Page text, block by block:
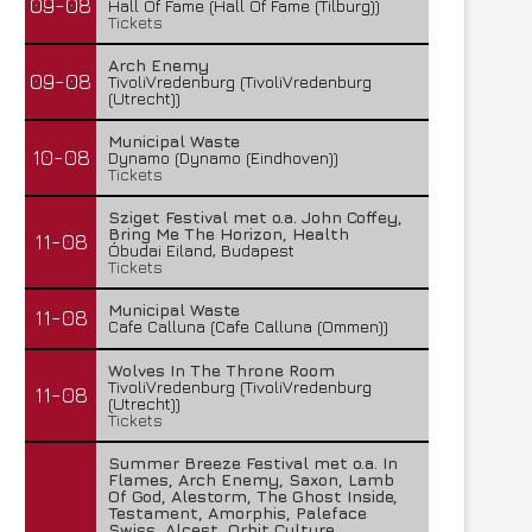
09-08
Hall Of Fame (Hall Of Fame (Tilburg))
Tickets
09-08
Arch Enemy
TivoliVredenburg (TivoliVredenburg
(Utrecht))
10-08
Municipal Waste
Dynamo (Dynamo (Eindhoven))
Tickets
11-08
Sziget Festival met o.a. John Coffey,
Bring Me The Horizon, Health
Óbudai Eiland, Budapest
Tickets
11-08
Municipal Waste
Cafe Calluna (Cafe Calluna (Ommen))
11-08
Wolves In The Throne Room
TivoliVredenburg (TivoliVredenburg
(Utrecht))
Tickets
Summer Breeze Festival met o.a. In
Flames, Arch Enemy, Saxon, Lamb
Of God, Alestorm, The Ghost Inside,
Testament, Amorphis, Paleface